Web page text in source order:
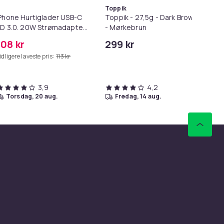
Hurtiglader USB-C
3.0. 20W Strømadapter
kr
laveste pris: 113 kr
3,9
torsdag, 20 aug.
Toppik
Toppik - 27,5g - Dark Brown
- Mørkebrun
299 kr
4,2
fredag, 14 aug.